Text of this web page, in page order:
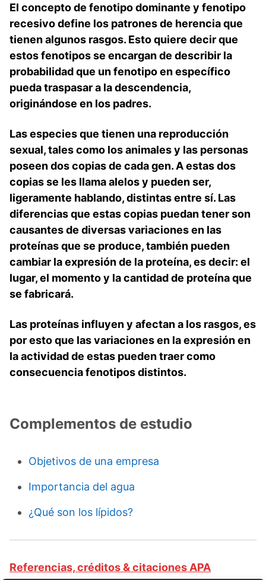
El concepto de fenotipo dominante y fenotipo
recesivo define los patrones de herencia que
tienen algunos rasgos. Esto quiere decir que
estos fenotipos se encargan de describir la
probabilidad que un fenotipo en específico
pueda traspasar a la descendencia,
originándose en los padres.
Las especies que tienen una reproducción
sexual, tales como los animales y las personas
poseen dos copias de cada gen. A estas dos
copias se les llama alelos y pueden ser,
ligeramente hablando, distintas entre sí. Las
diferencias que estas copias puedan tener son
causantes de diversas variaciones en las
proteínas que se produce, también pueden
cambiar la expresión de la proteína, es decir: el
lugar, el momento y la cantidad de proteína que
se fabricará.
Las proteínas influyen y afectan a los rasgos, es
por esto que las variaciones en la expresión en
la actividad de estas pueden traer como
consecuencia fenotipos distintos.
Complementos de estudio
Objetivos de una empresa
Importancia del agua
¿Qué son los lípidos?
Referencias, créditos & citaciones APA